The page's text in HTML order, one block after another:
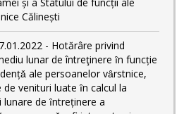
Călinești
- Hotărâre privind
lunar de întreţinere ȋn funcție
ale persoanelor vȃrstnice,
venituri luate ȋn calcul la
de ȋntreținere a